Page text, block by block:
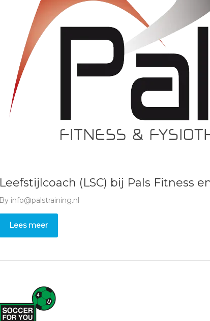
Leefstijlcoach (LSC) bij Pals Fitness
By info@palstraining.nl
Lees meer